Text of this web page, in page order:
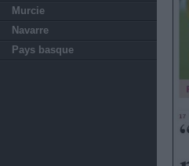
Murcie
Navarre
Pays basque